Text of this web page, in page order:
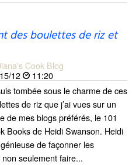
des boulettes de riz et
Cook Blog
12
11:20
tombée sous le charme de ces
de riz que j’ai vues sur un
de mes blogs préférés, le 101
Books de Heidi Swanson. Heidi
de façonner les
seulement faire...